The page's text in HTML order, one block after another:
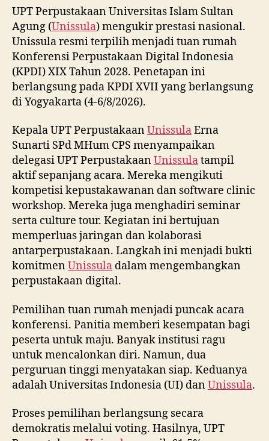
UPT Perpustakaan Universitas Islam Sultan
Agung (Unissula) mengukir prestasi nasional.
Unissula resmi terpilih menjadi tuan rumah
Konferensi Perpustakaan Digital Indonesia
(KPDI) XIX Tahun 2028. Penetapan ini
berlangsung pada KPDI XVII yang berlangsung
di Yogyakarta (4-6/8/2026).
Kepala UPT PerpustakaanUnissulaErna
Sunarti SPd MHum CPS menyampaikan
delegasi UPT PerpustakaanUnissulatampil
aktif sepanjang acara. Mereka mengikuti
kompetisi kepustakawanan dan software clinic
workshop. Mereka juga menghadiri seminar
serta culture tour. Kegiatan ini bertujuan
memperluas jaringan dan kolaborasi
antarperpustakaan. Langkah ini menjadi bukti
komitmenUnissula dalam mengembangkan
perpustakaan digital.
Pemilihan tuan rumah menjadi puncak acara
konferensi. Panitia memberi kesempatan bagi
peserta untuk maju. Banyak institusi ragu
untuk mencalonkan diri. Namun, dua
perguruan tinggi menyatakan siap. Keduanya
adalah Universitas Indonesia (UI) danUnissula.
Proses pemilihan berlangsung secara
demokratis melalui voting. Hasilnya, UPT